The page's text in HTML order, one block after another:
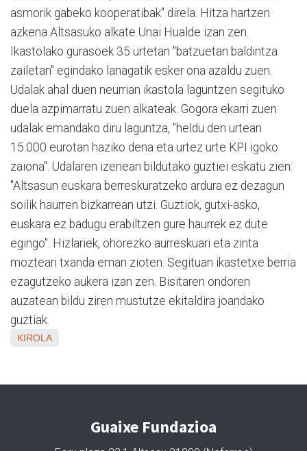
asmorik gabeko kooperatibak" direla. Hitza hartzen
azkena Altsasuko alkate Unai Hualde izan zen.
Ikastolako gurasoek 35 urtetan "batzuetan baldintza
zailetan" egindako lanagatik esker ona azaldu zuen.
Udalak ahal duen neurrian ikastola laguntzen segituko
duela azpimarratu zuen alkateak. Gogora ekarri zuen
udalak emandako diru laguntza, "heldu den urtean
15.000 eurotan haziko dena eta urtez urte KPI igoko
zaiona". Udalaren izenean bildutako guztiei eskatu zien:
"Altsasun euskara berreskuratzeko ardura ez dezagun
soilik haurren bizkarrean utzi. Guztiok, gutxi-asko,
euskara ez badugu erabiltzen gure haurrek ez dute
egingo". Hizlariek, ohorezko aurreskuari eta zinta
mozteari txanda eman zioten. Segituan ikastetxe berria
ezagutzeko aukera izan zen. Bisitaren ondoren
auzatean bildu ziren mustutze ekitaldira joandako
guztiak.
KIROLA
Guaixe Fundazioa